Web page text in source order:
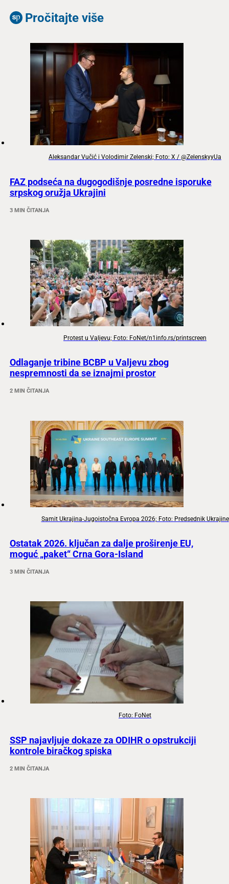
Pročitajte više
Aleksandar Vučić i Volodimir Zelenski; Foto: X / @ZelenskyyUa
FAZ podseća na dugogodišnje posredne isporuke
srpskog oružja Ukrajini
3 MIN ČITANJA
Protest u Valjevu; Foto: FoNet/n1info.rs/printscreen
Odlaganje tribine BCBP u Valjevu zbog
nespremnosti da se iznajmi prostor
2 MIN ČITANJA
Samit Ukrajina-Jugoistočna Evropa 2026; Foto: Predsednik Ukrajine
Ostatak 2026. ključan za dalje proširenje EU,
moguć „paket“ Crna Gora-Island
3 MIN ČITANJA
Foto: FoNet
SSP najavljuje dokaze za ODIHR o opstrukciji
kontrole biračkog spiska
2 MIN ČITANJA